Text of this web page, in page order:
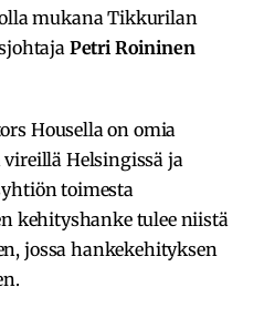
mukana Tikkurilan
Petri Roininen
Housella on omia
Helsingissä ja
toimesta
kehityshanke tulee niistä
jossa hankekehityksen